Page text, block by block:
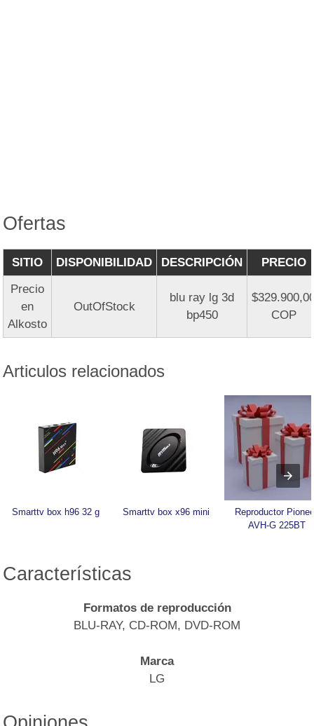
Ofertas
SITIO DISPONIBILIDAD DESCRIPCIÓN
PRECIO
Precio
en
Alkosto
OutOfStock
blu ray lg 3d
bp450
COP
Articulos relacionados
Smarttv box h96 32 g Smarttv box x96 mini
Reproductor
AVH-G 225BT
Características
Formatos de reproducción
BLU-RAY, CD-ROM, DVD-ROM
Marca
LG